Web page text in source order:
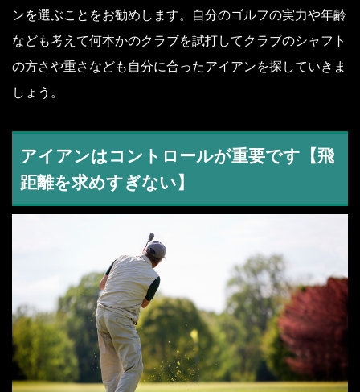
ンを選ぶことをお勧めします。自分のゴルフの実力や年齢
なども考えて何本かのクラブを試打してクラブのシャフト
の方さや重さなども自分に合ったアイアンを探していきま
しょう。
アイアンはコントロールが重要です【飛
距離を求めすぎない】